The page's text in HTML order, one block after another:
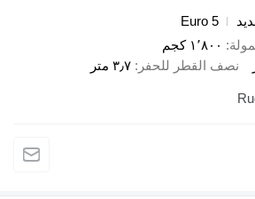
Euro 5
١٬٨٠٠ كجم
نصف القطر للحفر ٣٫٧ متر